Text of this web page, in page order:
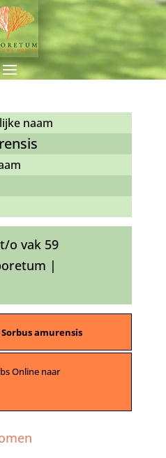
naam
o vak 59
|
Sorbus amurensis
Online naar